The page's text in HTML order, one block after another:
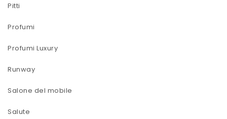
Pitti
Profumi
Profumi Luxury
Runway
Salone del mobile
Salute